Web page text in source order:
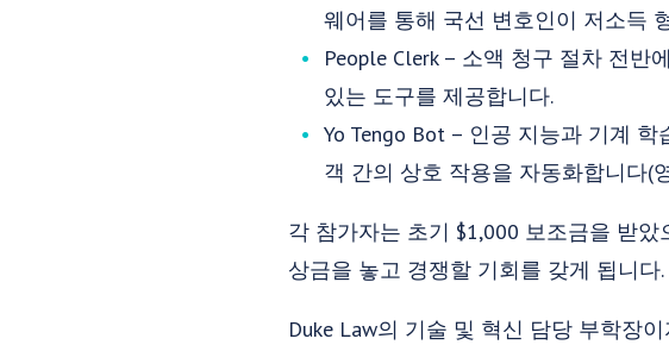
웨어를 통해 국선 변호인이 저소득
People Clerk – 소액 청구 절차 전
있는 도구를 제공합니다.
Yo Tengo Bot – 인공 지능과 기계
객 간의 상호 작용을 자동화합니다(
각 참가자는 초기 $1,000 보조금을 받
상금을 놓고 경쟁할 기회를 갖게 됩니다.
Duke Law의 기술 및 혁신 담당 부학장